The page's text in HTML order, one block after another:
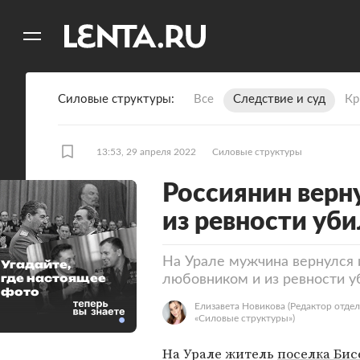
Силовые структуры Все Следствие и суд
13:53, 29 апреля 2022 Силовые структуры
Россиянин
из ревности
На Урале мужчина вернулся
любовником и из ревности
Елизавета Новикова (Редактор
«Силовые структуры»)
На Урале житель поселка
Угадайте,
где настоящее
фото